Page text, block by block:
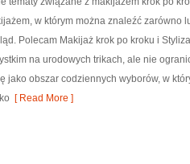
w którym można znaleźć zarówno
Polecam Makijaż krok po kroku i
na urodowych trikach, ale nie
jako obszar codziennych wyborów, w
[ Read More ]